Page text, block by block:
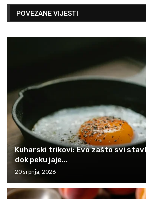
POVEZANE VIJESTI
Kuharski trikovi: Evo zašto svi
dok peku jaje...
20 srpnja, 2026